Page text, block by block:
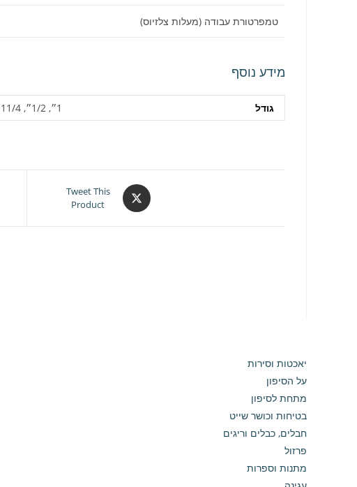
טמפרטורת עבודה (מעלות צלזיוס)
מידע נוסף
גודל 1״, 1/2״, 11/4״, 3/4״
Opens
in
Tweet This
Product
יאכטות וסירות
על הסיפון
מתחת לסיפון
בטיחות וכושר שייט
חבלים, כבלים וריגים
פרזול
מתנות וספרות